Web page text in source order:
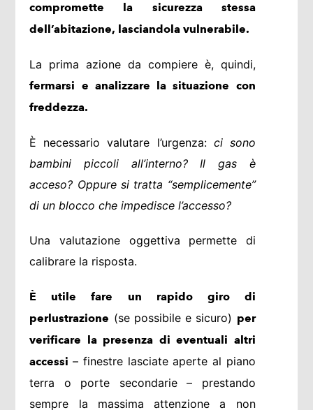
compromette la sicurezza stessa
dell’abitazione, lasciandola vulnerabile.
La prima azione da compiere è, quindi,
fermarsi e analizzare la situazione con
freddezza.
È necessario valutare l’urgenza:ci sono
bambini piccoli all’interno? Il gas è
acceso? Oppure si tratta “semplicemente”
di un blocco che impedisce l’accesso?
Una valutazione oggettiva permette di
calibrare la risposta.
È utile fare un rapido giro di
perlustrazione (se possibile e sicuro) per
verificare la presenza di eventuali altri
accessi– finestre lasciate aperte al piano
terra o porte secondarie – prestando
sempre la massima attenzione a non